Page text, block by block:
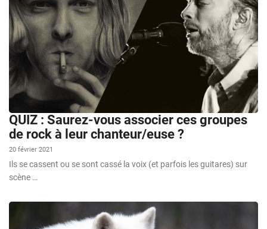
QUIZ : Saurez-vous associer ces groupes
de rock à leur chanteur/euse ?
20 février 2021
Ils se cassent ou se sont cassé la voix (et parfois les guitares) sur
scène …